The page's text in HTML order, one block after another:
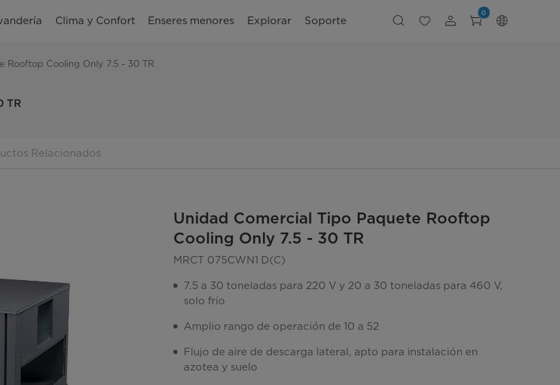
Clima y Confort Enseres menores Explorar Soporte
0
Rooftop Cooling Only 7.5 - 30 TR
TR
Relacionados
Unidad Comercial Tipo Paquete Rooftop
Cooling Only 7.5 - 30 TR
MRCT 075CWN1 D(C)
7.5 a 30 toneladas para 220 V y 20 a 30 toneladas para 460 V,
solo frío
Amplio rango de operación de 10 a 52
Flujo de aire de descarga lateral, apto para instalación en
azotea y suelo